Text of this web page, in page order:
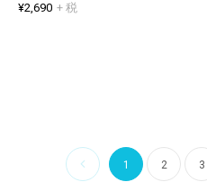
¥2,690 + 税
1 2 3